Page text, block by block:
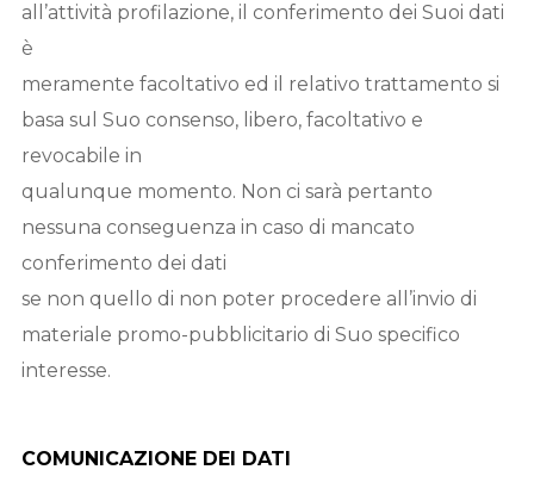
all’attività profilazione, il conferimento dei Suoi dati
è
meramente facoltativo ed il relativo trattamento si
basa sul Suo consenso, libero, facoltativo e
revocabile in
qualunque momento. Non ci sarà pertanto
nessuna conseguenza in caso di mancato
conferimento dei dati
se non quello di non poter procedere all’invio di
materiale promo-pubblicitario di Suo specifico
interesse.
COMUNICAZIONE DEI DATI